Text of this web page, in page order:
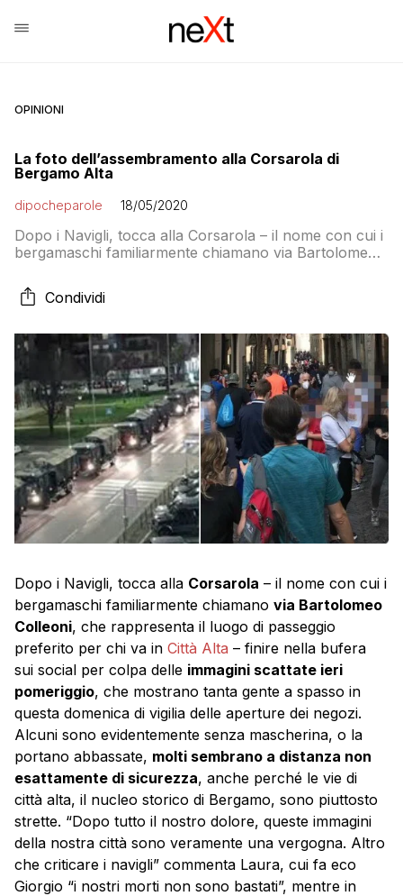
OPINIONI
La foto dell’assembramento alla Corsarola di
Bergamo Alta
dipocheparole 18/05/2020
Dopo i Navigli, tocca alla Corsarola – il nome con cui i
bergamaschi familiarmente chiamano via Bartolomeo
preferito per chi va in Città Alta – finire nella bufera
sui social per colpa delle immagini scattate ieri
questa domenica di vigilia […]
Condividi
Dopo i Navigli, tocca alla Corsarola – il nome con cui i
bergamaschi familiarmente chiamano via Bartolomeo
Colleoni, che rappresenta il luogo di passeggio
preferito per chi va in Città Alta – finire nella bufera
sui social per colpa delle immagini scattate ieri
pomeriggio, che mostrano tanta gente a spasso in
questa domenica di vigilia delle aperture dei negozi.
Alcuni sono evidentemente senza mascherina, o la
portano abbassate, molti sembrano a distanza non
esattamente di sicurezza, anche perché le vie di
città alta, il nucleo storico di Bergamo, sono piuttosto
strette. “Dopo tutto il nostro dolore, queste immagini
della nostra città sono veramente una vergogna. Altro
che criticare i navigli” commenta Laura, cui fa eco
Giorgio “i nostri morti non sono bastati”, mentre in